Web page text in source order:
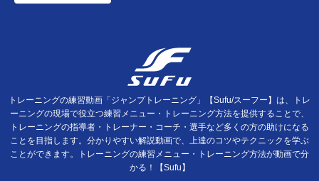
トレーニングの練習動画「ジャンプトレーニング」【Sufu/スーフー】は、トレ
ーニングの現場で役立つ練習メニュー・トレーニング方法を提供することで、
トレーニングの指導者・トレーナー・コーチ・選手など多くの方の助けになる
ことを目指します。分かりやすい解説動画で、上達のコツやテクニックを学ぶ
ことができます。トレーニングの練習メニュー・トレーニング方法が動画で分
かる！【Sufu】